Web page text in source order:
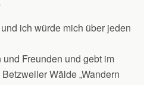
ich würde mich über jeden
Freunden und gebt im
Wälde „Wandern